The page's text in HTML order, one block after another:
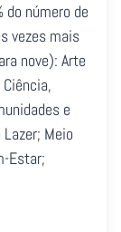
número de
vezes mais
nove): Arte
e
Meio
Estar;